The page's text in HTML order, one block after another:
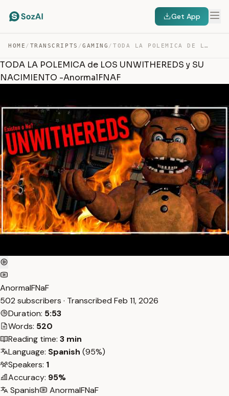
Get App
HOME / TRANSCRIPTS /GAMING / TODA LA POLEMICA DE LOS UNWITHEREDS Y SU NACIMIENTO -A… — TRANSCRIPT
TODA LA POLEMICA de LOS UNWITHEREDS y SU
NACIMIENTO -AnormalFNAF
AnormalFNaF
502 subscribers · Transcribed Feb 11, 2026
Duration: 5:53
Words: 520
Reading time: 3 min
Language: Spanish (95%)
Speakers: 1
Accuracy: 95%
Spanish
AnormalFNaF